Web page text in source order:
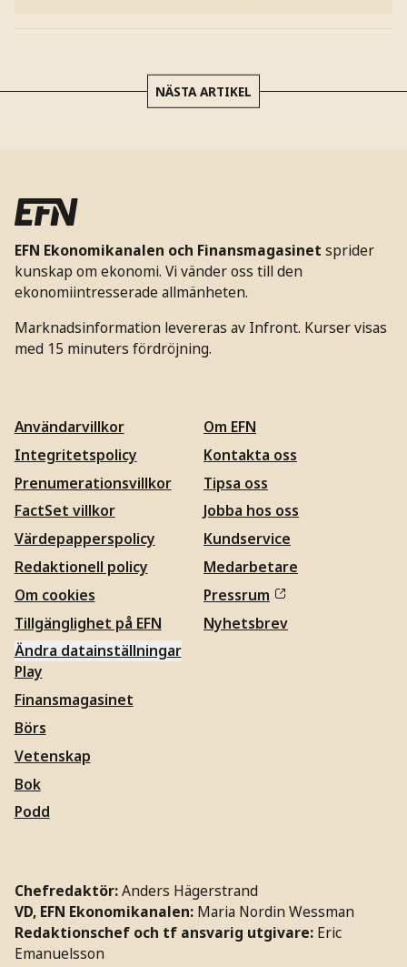
NÄSTA ARTIKEL
EFN Ekonomikanalen och Finansmagasinet sprider
kunskap om ekonomi. Vi vänder oss till den
ekonomiintresserade allmänheten.
Marknadsinformation levereras av Infront. Kurser visas
med 15 minuters fördröjning.
Användarvillkor
Integritetspolicy
Prenumerationsvillkor
FactSet villkor
Värdepapperspolicy
Redaktionell policy
Om cookies
Tillgänglighet på EFN
Ändra datainställningar
Om EFN
Kontakta oss
Tipsa oss
Jobba hos oss
Kundservice
Medarbetare
Pressrum
Nyhetsbrev
Play
Finansmagasinet
Börs
Vetenskap
Bok
Podd
Chefredaktör:Anders Hägerstrand
VD, EFN Ekonomikanalen: Maria Nordin Wessman
Redaktionschef och tf ansvarig utgivare: Eric
Emanuelsson